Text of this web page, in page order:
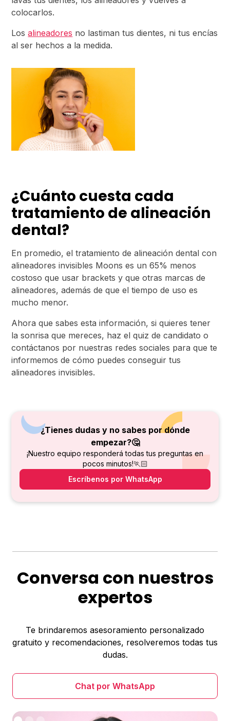
colocarlos.
Losalineadores no lastiman tus dientes, ni tus encías
al ser hechos a la medida.
¿Cuánto cuesta cada
tratamiento de alineación
dental?
En promedio, el tratamiento de alineación dental con
alineadores invisibles Moons es un 65% menos
costoso que usar brackets y que otras marcas de
alineadores, además de que el tiempo de uso es
mucho menor.
Ahora que sabes esta información, si quieres tener
la sonrisa que mereces, haz el quiz de candidato o
contáctanos por nuestras redes sociales para que te
informemos de cómo puedes conseguir tus
alineadores invisibles.
¿Tienes dudas y no sabes por dónde
empezar?🤔
¡Nuestro equipo responderá todas tus preguntas en
pocos minutos!🏃🏻
Escríbenos por WhatsApp
Conversa con nuestros
expertos
Te brindaremos asesoramiento personalizado
gratuito y recomendaciones, resolveremos todas tus
dudas.
Chat por WhatsApp